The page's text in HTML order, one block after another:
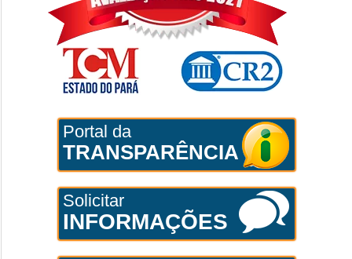
Portal da
TRANSPARÊNCIA
Solicitar
INFORMAÇÕES